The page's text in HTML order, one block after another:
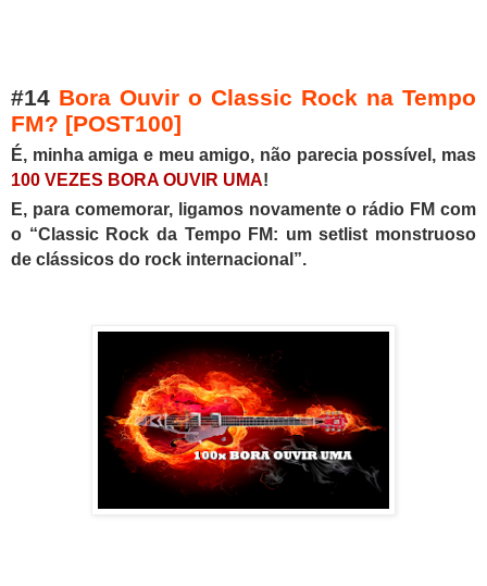
#14 Bora Ouvir o Classic Rock na Tempo
FM? [POST100]
É, minha amiga e meu amigo, não parecia possível, mas
100 VEZES BORA OUVIR UMA!
E, para comemorar, ligamos novamente o rádio FM com
o “Classic Rock da Tempo FM: um setlist monstruoso
de clássicos do rock internacional”.